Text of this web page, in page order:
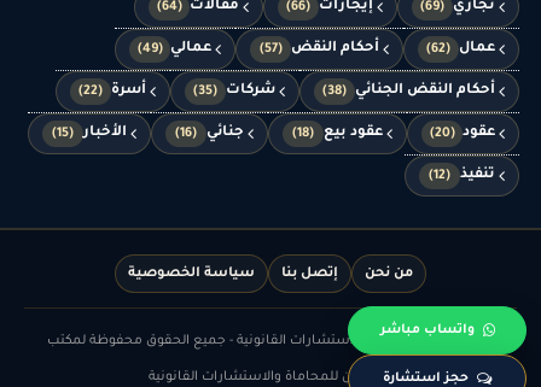
واتساب مباشر
حجز استشارة
تجاري (69) إيجارات (66) مقالات (64)
عمال (62) أحكام النقض (57) عمالي (49)
أحكام النقض الجنائي (38) شركات (35) أسرة (22)
عقود (20) عقود بيع (18) جنائي (16) الأخبار (15)
تنفيذ (12)
من نحن إتصل بنا سياسة الخصوصية
© الدهشان للمحاماة والاستشارات القانونية - جميع الحقوق محفوظة لمكتب
الدهشان للمحاماة والاستشارات القانونية